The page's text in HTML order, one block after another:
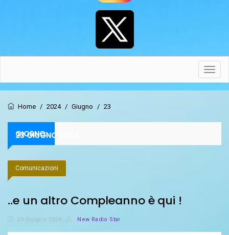
Home / 2024 / Giugno / 23
GIORNO:
23 GIUGNO 2024
Comunicazioni
..e un altro Compleanno è qui !
23 Giugno 2024 New Radio Star